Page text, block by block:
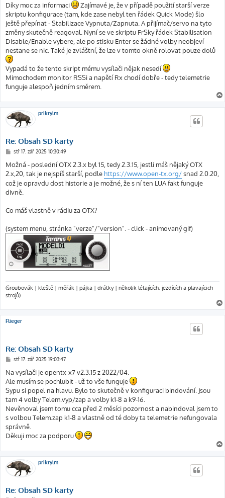
í
p
ě
e
k
Díky moc za informaci
Zajímavé je, že v případě použití starší verze
skriptu konfigurace (tam, kde zase nebyl ten řádek Quick Mode) šlo
ještě přepínat - Stabilizace Vypnuta/Zapnuta. A přijímač/servo na tyto
změny skutečně reagoval. Nyní se ve skriptu FrSky řádek Stabilisation
Disable/Enable vybere, ale po stisku Enter se žádné volby neobjeví -
nestane se nic. Také je zvláštní, že lze v tomto okně rolovat pouze dolů
Vypadá to že tento skript mému vysílači nějak nesedí
Mimochodem monitor RSSi a napětí Rx chodí dobře - tedy telemetrie
funguje alespoň jedním směrem.
prikrylm
Re: Obsah SD karty
P
í
s
p
ě
v
e
stř 17. zář 2025 10:30:49
Možná - poslední OTX 2.3.x byl 15, tedy 2.3.15, jestli máš nějaký OTX
2.x,20, tak je nejspíš starší, podle https://www.open-tx.org/snad 2.0.20,
což je opravdu dost historie a je možné, že s ní ten LUA fakt funguje
divně.
Co máš vlastně v rádiu za OTX?
(system menu, stránka "verze"/"version". - click - animovaný gif)
(šroubovák | kleště | měřák | pájka | drátky | několik létajících, jezdících a plavajícich
strojů)
Flieger
Re: Obsah SD karty
P
í
s
p
ě
v
e
k
stř 17. zář 2025 19:03:47
Na vysílači je opentx-x7 v2.3.15 z 2022/04.
Ale musím se pochlubit - už to vše funguje
Sypu si popel na hlavu. Bylo to skutečně v konfiguraci bindování. Jsou
tam 4 volby Telem.vyp/zap a volby k1-8 a k9-16.
Nevěnoval jsem tomu cca před 2 měsíci pozornost a nabindoval jsem to
s volbou Telem.zap k1-8 a vlastně od té doby ta telemetrie nefungovala
správně.
Děkuji moc za podporu
prikrylm
Re: Obsah SD karty